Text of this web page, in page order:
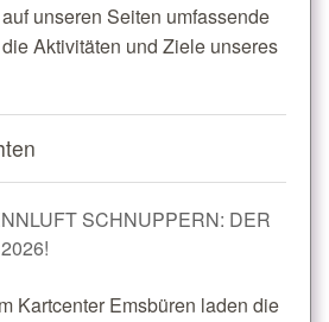
Kontakt
unseren Seiten umfassende
Aktivitäten und Ziele unseres
SCHNUPPERN: DER
Kartcenter Emsbüren laden die